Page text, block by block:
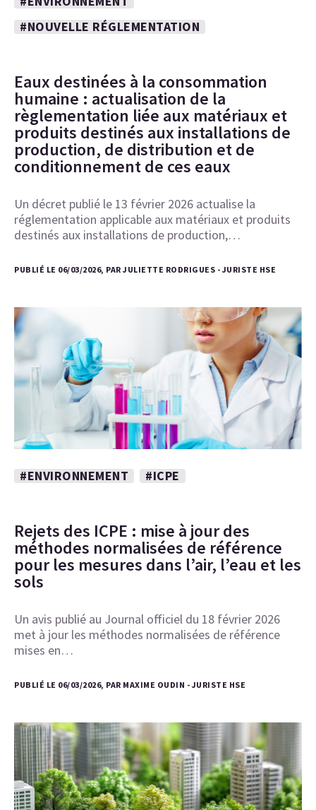
#NOUVELLE RÉGLEMENTATION
Eaux destinées à la consommation
humaine : actualisation de la
règlementation liée aux matériaux et
produits destinés aux installations de
production, de distribution et de
conditionnement de ces eaux
Un décret publié le 13 février 2026 actualise la
réglementation applicable aux matériaux et produits
destinés aux installations de production,…
PUBLIÉ LE 06/03/2026, PAR JULIETTE RODRIGUES - JURISTE HSE
#ENVIRONNEMENT #ICPE
Rejets des ICPE : mise à jour des
méthodes normalisées de référence
pour les mesures dans l’air, l’eau et les
sols
Un avis publié au Journal officiel du 18 février 2026
met à jour les méthodes normalisées de référence
mises en…
PUBLIÉ LE 06/03/2026, PAR MAXIME OUDIN - JURISTE HSE